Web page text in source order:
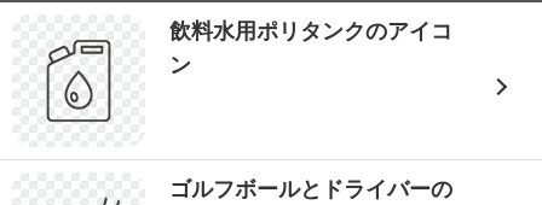
飲料水用ポリタンクのアイコ
ン
ゴルフボールとドライバーの